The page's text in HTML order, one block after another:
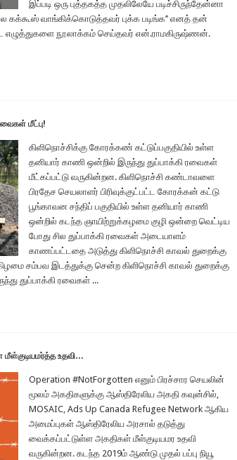
இப்படி ஒரு புத்தகத்த முதலிலேயே படிச்சிருந்தேன்னா
கக்கூஸ் வாங்கிக்கொடுத்தவர் புக்க படிங்க’’ எனத் தன்
எழுத்துகளை நூலாக்கம் செய்தவர் என்.ராமகிருஷ்ணன்.
மீட்பு!
கிளிநொச்சிக்கு கோரக்கண் கட்டுப்பகுதியில் உள்ள
தனியார் காணி ஒன்றில் இருந்து துப்பாக்கி ரவைகள்
மீட்கப்பட்டு வருகின்றன. கிளிநொச்சி கண்டாவளை
பிரதேச செயலாளர் பிரிவுக்குட்பட்ட கோரக்கன் கட்டு
பூங்காவன சந்திப் பகுதியில் உள்ள தனியார் காணி
ஒன்றில் கடந்த ஞாயிற்றுக்கழமை குழி ஒன்றை வெட்டிய
போது சில துப்பாக்கி ரவைகள் அடையாளம்
காணப்பட்டதை அடுத்து கிளிநொச்சி காவல் துறைக்கு
சம்பவ இடத்துக்கு சென்ற கிளிநொச்சி காவல் துறைக்கு
துப்பாக்கி ரவைகள் ...
உதவி…
Operation #NotForgotten எனும் பிரச்சார செயலின்
மூலம் அகதிகளுக்கு ஆஸ்திரேலிய அகதி கவுன்சில்,
MOSAIC, Ads Up Canada Refugee Network ஆகிய
அமைப்புகள் ஆஸ்திரேலிய அரசால் தடுத்து
வைக்கப்பட்டுள்ள அகதிகள் மீள்குடியமர உதவி
வருகின்றன. கடந்த 2019ம் ஆண்டு முதல் பப்பு நியூ